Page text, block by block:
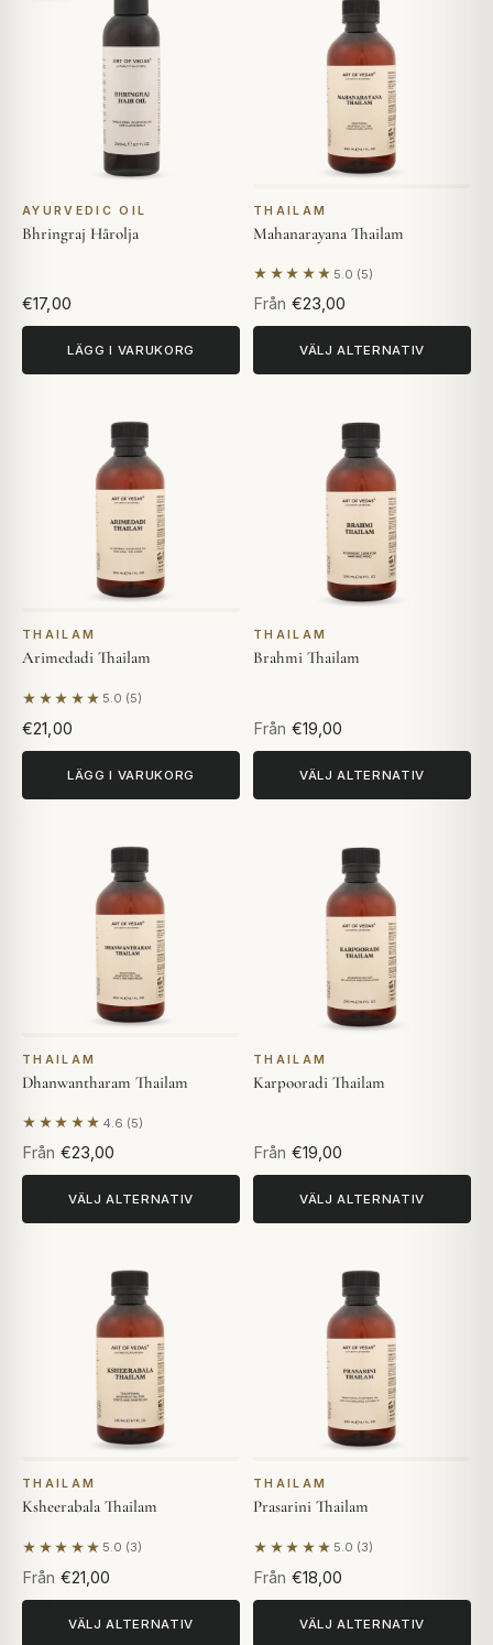
AYURVEDIC OIL
Bhringraj Hårolja
€17,00
LÄGG I VARUKORG
THAILAM
Mahanarayana Thailam
★★★★★ 5.0 (5)
Baserat på 5 recensioner
Från €23,00
VÄLJ ALTERNATIV
THAILAM
Arimedadi Thailam
★★★★★ 5.0 (5)
Baserat på 5 recensioner
€21,00
LÄGG I VARUKORG
THAILAM
Brahmi Thailam
Från €19,00
VÄLJ ALTERNATIV
THAILAM
Dhanwantharam Thailam
★★★★★ 4.6 (5)
Baserat på 5 recensioner
Från €23,00
VÄLJ ALTERNATIV
THAILAM
Karpooradi Thailam
Från €19,00
VÄLJ ALTERNATIV
THAILAM
Ksheerabala Thailam
★★★★★ 5.0 (3)
Baserat på 3 recensioner
Från €21,00
VÄLJ ALTERNATIV
THAILAM
Prasarini Thailam
★★★★★ 5.0 (3)
Baserat på 3 recensioner
Från €18,00
VÄLJ ALTERNATIV